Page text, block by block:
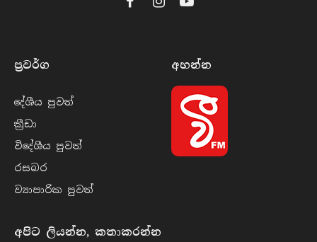
FacebookInstagramYouTube
ප්‍රවර්​ග
දේශීය පුව​ත්
ක්‍රී​ඩා
විදේශීය පුව​ත්
රසබ​ර
ව්‍යාපාරික පුව​ත්
අහන්​න
අපිට ලියන්න, කතාකරන්න